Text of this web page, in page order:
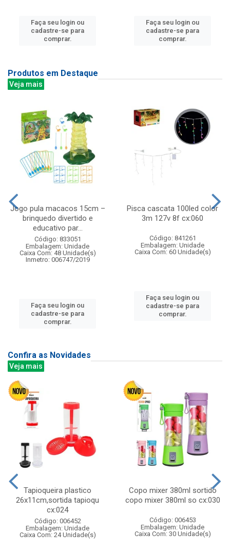
Faça seu login ou
cadastre-se para
comprar.
Faça seu login ou
cadastre-se para
comprar.
Produtos em Destaque
Veja mais
Jogo pula macacos 15cm –
brinquedo divertido e
educativo par...
Código: 833051
Embalagem: Unidade
Caixa Com: 48 Unidade(s)
Inmetro: 006747/2019
Faça seu login ou
cadastre-se para
comprar.
Pisca cascata 100led color
3m 127v 8f cx:060
Código: 841261
Embalagem: Unidade
Caixa Com: 60 Unidade(s)
Faça seu login ou
cadastre-se para
comprar.
Confira as Novidades
Veja mais
Tapioqueira plastico
26x11cm,sortida tapioqu
cx:024
Código: 006452
Embalagem: Unidade
Caixa Com: 24 Unidade(s)
Copo mixer 380ml sortido
copo mixer 380ml so cx:030
Código: 006453
Embalagem: Unidade
Caixa Com: 30 Unidade(s)